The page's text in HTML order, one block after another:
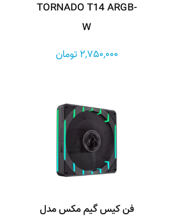
TORNADO T14 ARGB-
W
2,750,000 تومان
فن کیس گیم مکس مدل